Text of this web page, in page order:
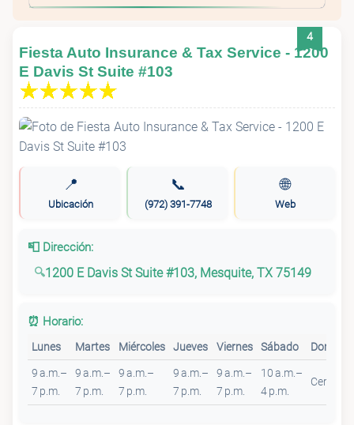
4
Fiesta Auto Insurance & Tax Service - 1200
E Davis St Suite #103
📍
Ubicación
📞
(972) 391-7748
🌐
Web
📮 Dirección:
1200 E Davis St Suite #103, Mesquite, TX 75149
⏰ Horario:
Lunes Martes Miércoles Jueves Viernes Sábado
9 a.m.–
7 p.m.
9 a.m.–
7 p.m.
9 a.m.–
7 p.m.
9 a.m.–
7 p.m.
9 a.m.–
7 p.m.
10 a.m.–
4 p.m.
Cerrado